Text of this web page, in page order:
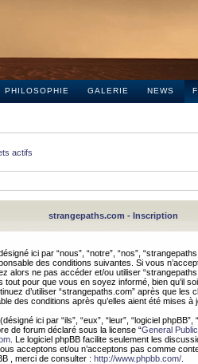
PHILOSOPHIE GALERIE NEWS
actifs
strangepaths.com - Inscription
ici par “nous”, “notre”, “nos”,
des conditions suivantes. Si vous
alors ne pas accéder et/ou utiliser
tout pour que vous en soyez informé, bien qu’il
d’utiliser “strangepaths.com” après que les
des conditions après qu’elles aient été mises à
ici par “ils”, “eux”, “leur”, “logiciel phpBB”,
de forum déclaré sous la license “General
. Le logiciel phpBB facilite seulement les
acceptons et/ou n’acceptons pas comme
, merci de consulter : http://www.phpbb.com/